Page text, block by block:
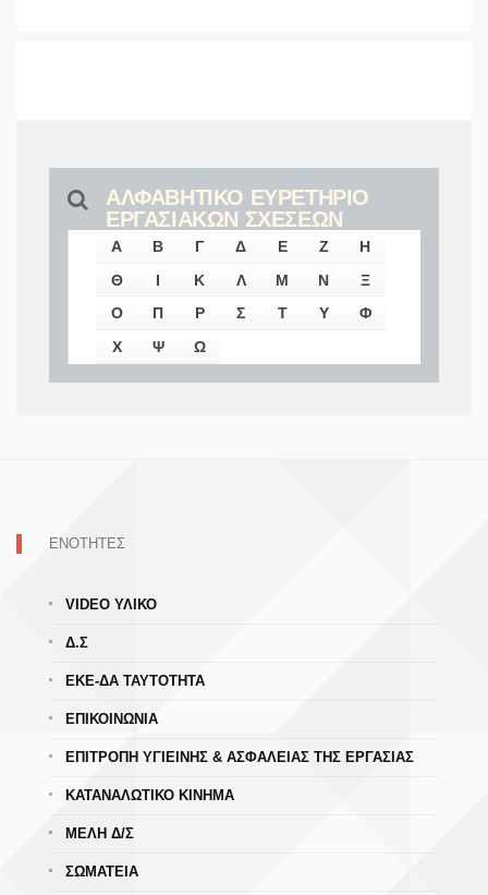
ΑΛΦΑΒΗΤΙΚΟ ΕΥΡΕΤΗΡΙΟ
ΕΡΓΑΣΙΑΚΩΝ ΣΧΕΣΕΩΝ
Α Β Γ Δ Ε Ζ
Η
Θ
Ι Κ Λ Μ Ν
Ξ
Ο
Π Ρ Σ Τ Υ
Φ
Χ
Ψ Ω
ΕΝΟΤΗΤΕΣ
VIDEO ΥΛΙΚΟ
Δ.Σ
ΕΚΕ-ΔΑ ΤΑΥΤΟΤΗΤΑ
ΕΠΙΚΟΙΝΩΝΙΑ
ΕΠΙΤΡΟΠΗ ΥΓΙΕΙΝΗΣ & ΑΣΦΑΛΕΙΑΣ ΤΗΣ ΕΡΓΑΣΙΑΣ
ΚΑΤΑΝΑΛΩΤΙΚΟ ΚΙΝΗΜΑ
ΜΕΛΗ Δ/Σ
ΣΩΜΑΤΕΙΑ